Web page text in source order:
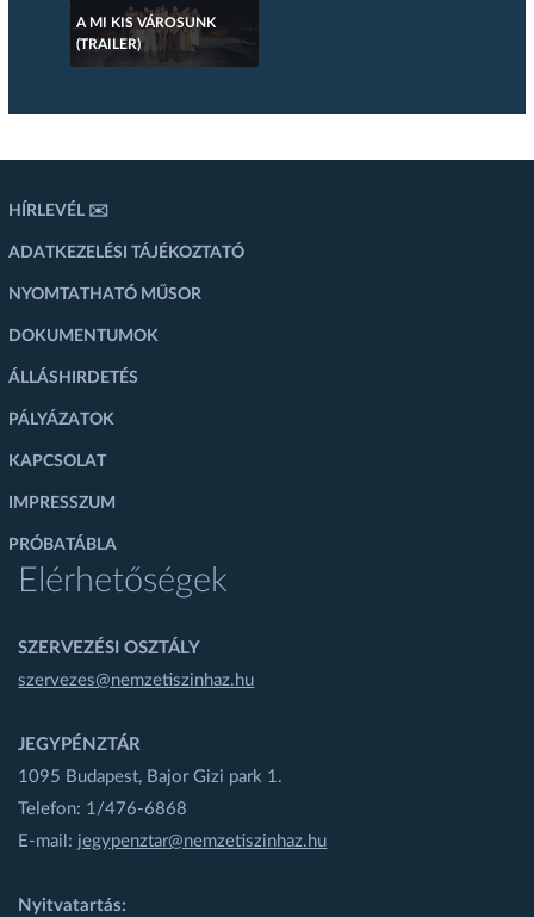
A MI KIS VÁROSUNK
(TRAILER)
HÍRLEVÉL ✉️
ADATKEZELÉSI TÁJÉKOZTATÓ
NYOMTATHATÓ MŰSOR
DOKUMENTUMOK
ÁLLÁSHIRDETÉS
PÁLYÁZATOK
KAPCSOLAT
IMPRESSZUM
PRÓBATÁBLA
Elérhetőségek
SZERVEZÉSI OSZTÁLY
szervezes@nemzetiszinhaz.hu
JEGYPÉNZTÁR
1095 Budapest, Bajor Gizi park 1.
Telefon: 1/476-6868
E-mail: jegypenztar@nemzetiszinhaz.hu
Nyitvatartás: